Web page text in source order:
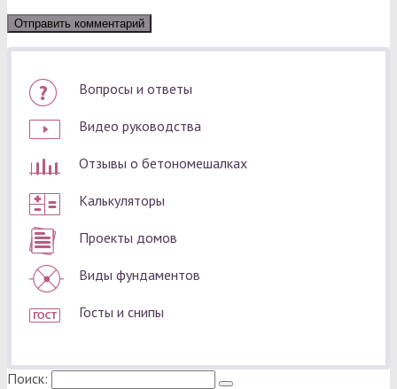
Вопросы и ответы
Видео руководства
Отзывы о бетономешалках
Калькуляторы
Проекты домов
Виды фундаментов
Госты и снипы
Поиск: